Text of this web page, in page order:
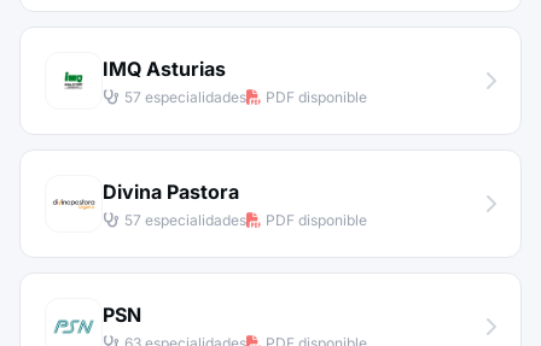
IMQ Asturias
57 especialidades PDF disponible
Divina Pastora
57 especialidades PDF disponible
PSN